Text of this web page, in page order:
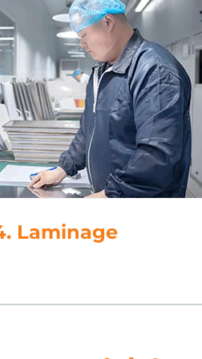
5. Perçage